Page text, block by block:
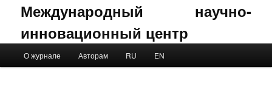
Международный научно-
инновационный центр
Skip to primary content
Skip to secondary content
О журнале Авторам RU EN